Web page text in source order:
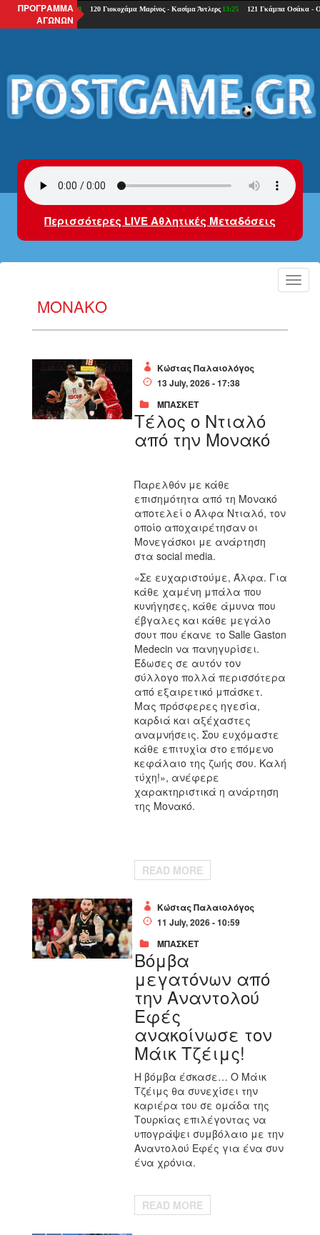
ΠΡΟΓΡΑΜΜΑ
ΑΓΩΝΩΝ
Περισσότερες LIVE Αθλητικές Μεταδόσεις
ΜΟΝΑΚΌ
Κώστας Παλαιολόγος
13 July, 2026 - 17:38
ΜΠΑΣΚΕΤ
Τέλος ο Ντιαλό
από την Μονακό
Παρελθόν με κάθε
επισημότητα από τη Μονακό
αποτελεί ο Άλφα Ντιαλό, τον
οποίο αποχαιρέτησαν οι
Μονεγάσκοι με ανάρτηση
στα social media.
«Σε ευχαριστούμε, Άλφα. Για
κάθε χαμένη μπάλα που
κυνήγησες, κάθε άμυνα που
έβγαλες και κάθε μεγάλο
σουτ που έκανε το Salle Gaston
Medecin να πανηγυρίσει.
Έδωσες σε αυτόν τον
σύλλογο πολλά περισσότερα
από εξαιρετικό μπάσκετ.
Μας πρόσφερες ηγεσία,
καρδιά και αξέχαστες
αναμνήσεις. Σου ευχόμαστε
κάθε επιτυχία στο επόμενο
κεφάλαιο της ζωής σου. Καλή
τύχη!», ανέφερε
χαρακτηριστικά η ανάρτηση
της Μονακό.
READ MORE
Κώστας Παλαιολόγος
11 July, 2026 - 10:59
ΜΠΑΣΚΕΤ
Βόμβα
μεγατόνων από
την Αναντολού
Εφές
ανακοίνωσε τον
Μάικ Τζέιμς!
Η βόμβα έσκασε… Ο Μάικ
Τζέιμς θα συνεχίσει την
καριέρα του σε ομάδα της
Τουρκίας επιλέγοντας να
υπογράψει συμβόλαιο με την
Αναντολού Εφές για ένα συν
ένα χρόνια.
READ MORE